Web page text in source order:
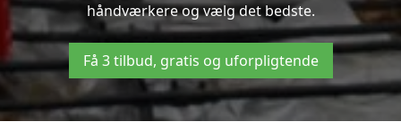
håndværkere og vælg det bedste.
Få 3 tilbud, gratis og uforpligtende